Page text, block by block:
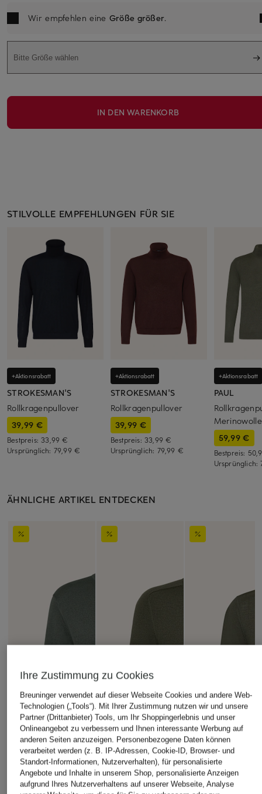
Wir empfehlen eine Größe größer.
Bitte Größe wählen
IN DEN WARENKORB
STILVOLLE EMPFEHLUNGEN FÜR SIE
+Aktionsrabatt
STROKESMAN'S
Rollkragenpullover
39,99 €
Bestpreis:33,99 €
Ursprünglich: 79,99 €
+Aktionsrabatt
STROKESMAN'S
Rollkragenpullover
39,99 €
Bestpreis: 33,99 €
Ursprünglich: 79,99 €
+Aktionsrabatt
PAUL
Merinowolle
59,99 €
Bestpreis:
Ursprünglich:
ÄHNLICHE ARTIKEL ENTDECKEN
Ihre Zustimmung zu Cookies
Breuninger verwendet auf dieser Webseite Cookies und andere Web-
Technologien („Tools“). Mit Ihrer Zustimmung nutzen wir und unsere
Partner (Drittanbieter) Tools, um Ihr Shoppingerlebnis und unser
Onlineangebot zu verbessern und Ihnen interessante Werbung auf
anderen Seiten anzuzeigen. Personenbezogene Daten können
verarbeitet werden (z. B. IP-Adressen, Cookie-ID, Browser- und
Standort-Informationen, Nutzerverhalten), für personalisierte
Angebote und Inhalte in unserem Shop, personalisierte Anzeigen
aufgrund Ihres Nutzerverhaltens auf unserer Webseite, Analyse